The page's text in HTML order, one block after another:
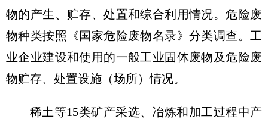
物的产生、贮存、处置和综合利用情况。危险废
物种类按照《国家危险废物名录》分类调查。工
业企业建设和使用的一般工业固体废物及危险废
物贮存、处置设施（场所）情况。
稀土等15类矿产采选、冶炼和加工过程中产